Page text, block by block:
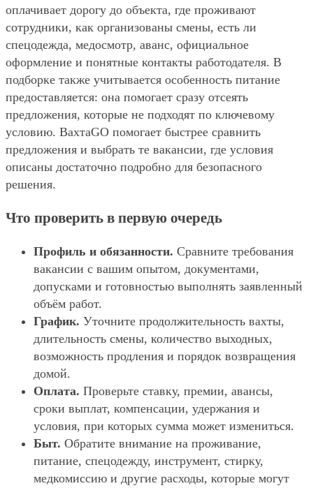
оплачивает дорогу до объекта, где проживают
сотрудники, как организованы смены, есть ли
спецодежда, медосмотр, аванс, официальное
оформление и понятные контакты работодателя. В
подборке также учитывается особенность питание
предоставляется: она помогает сразу отсеять
предложения, которые не подходят по ключевому
условию. ВахтаGO помогает быстрее сравнить
предложения и выбрать те вакансии, где условия
описаны достаточно подробно для безопасного
решения.
Что проверить в первую очередь
Профиль и обязанности. Сравните требования
вакансии с вашим опытом, документами,
допусками и готовностью выполнять заявленный
объём работ.
График. Уточните продолжительность вахты,
длительность смены, количество выходных,
возможность продления и порядок возвращения
домой.
Оплата. Проверьте ставку, премии, авансы,
сроки выплат, компенсации, удержания и
условия, при которых сумма может измениться.
Быт. Обратите внимание на проживание,
питание, спецодежду, инструмент, стирку,
медкомиссию и другие расходы, которые могут